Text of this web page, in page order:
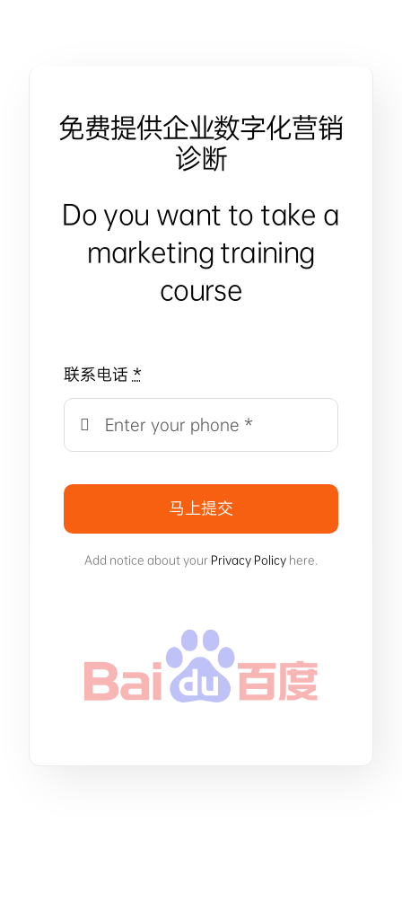
免费提供企业数字化营销
诊断
Do you want to take a
marketing training
course
联系电话*
马上提交
Add notice about your Privacy Policy here.